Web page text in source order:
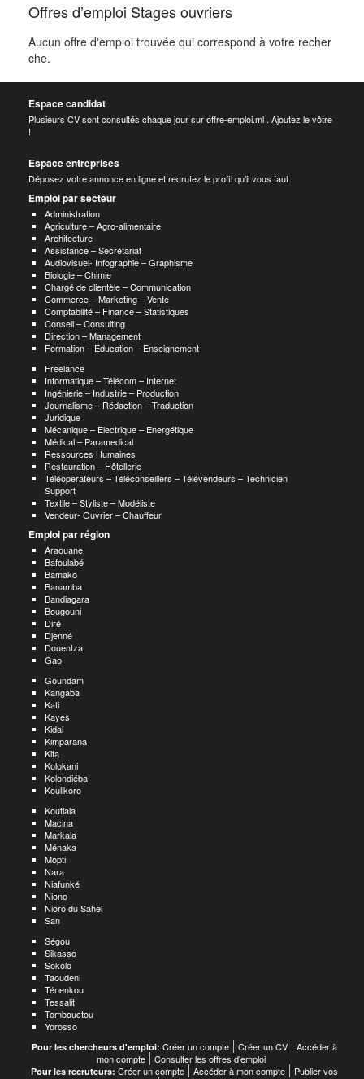
Offres d’emploi Stages ouvriers
Aucun offre d'emploi trouvée qui correspond à votre recher
che.
Espace candidat
Plusieurs CV sont consultés chaque jour sur offre-emploi.ml . Ajoutez le vôtre
!
Espace entreprises
Déposez votre annonce en ligne et recrutez le profil qu’il vous faut .
Emploi par secteur
Administration
Agriculture – Agro-alimentaire
Architecture
Assistance – Secrétariat
Audiovisuel- Infographie – Graphisme
Biologie – Chimie
Chargé de clientèle – Communication
Commerce – Marketing – Vente
Comptabilité – Finance – Statistiques
Conseil – Consulting
Direction – Management
Formation – Education – Enseignement
Freelance
Informatique – Télécom – Internet
Ingénierie – Industrie – Production
Journalisme – Rédaction – Traduction
Juridique
Mécanique – Electrique – Energétique
Médical – Paramedical
Ressources Humaines
Restauration – Hôtellerie
Téléoperateurs – Téléconseillers – Télévendeurs – Technicien
Support
Textile – Styliste – Modéliste
Vendeur- Ouvrier – Chauffeur
Emploi par région
Araouane
Bafoulabé
Bamako
Banamba
Bandiagara
Bougouni
Diré
Djenné
Douentza
Gao
Goundam
Kangaba
Kati
Kayes
Kidal
Kimparana
Kita
Kolokani
Kolondiéba
Koulikoro
Koutiala
Macina
Markala
Ménaka
Mopti
Nara
Niafunké
Niono
Nioro du Sahel
San
Ségou
Sikasso
Sokolo
Taoudeni
Ténenkou
Tessalit
Tombouctou
Yorosso
Pour les chercheurs d'emploi: Créer un compte Créer un CV
Accéder à
mon compte
Consulter les offres d'emploi
Pour les recruteurs: Créer un compte Accéder à mon compte
Publier vos